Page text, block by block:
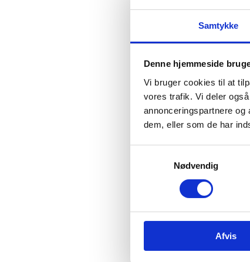
Samtykke
Denne hjemmeside
Vi bruger cookies til at
vores trafik. Vi deler
annonceringspartnere og
dem, eller som de har
Nødvendig
Afvis